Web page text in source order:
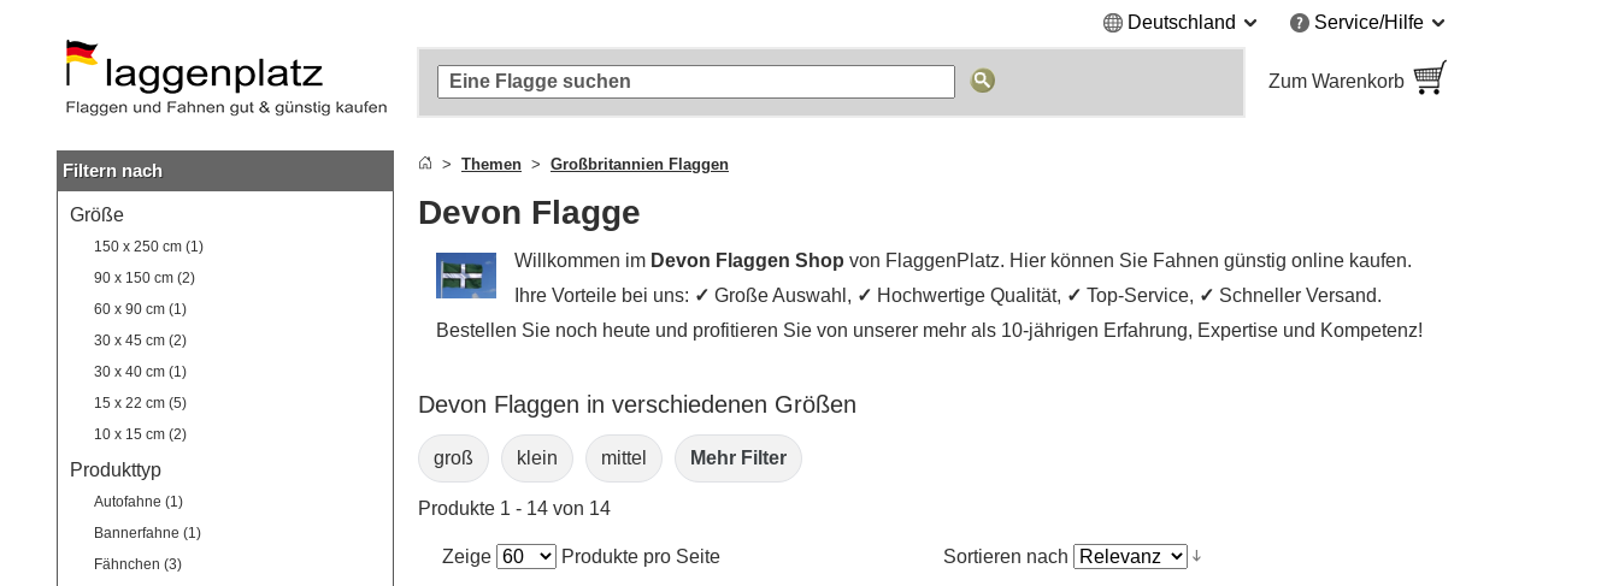
Hauptinhalt
springen
Suche
Zur
Navigation
springen
Deutschland Service/Hilfe
Zum Warenkorb
Filtern nach
Größe
150 x 250 cm (1)
90 x 150 cm (2)
60 x 90 cm (1)
30 x 45 cm (2)
30 x 40 cm (1)
15 x 22 cm (5)
10 x 15 cm (2)
Produkttyp
Autofahne (1)
Bannerfahne (1)
Fähnchen (3)
Themen Großbritannien Flaggen
Devon Flagge
Willkommen im Devon Flaggen Shop von FlaggenPlatz. Hier können Sie Fahnen günstig online kaufen.
Ihre Vorteile bei uns: ✓ Große Auswahl, ✓ Hochwertige Qualität, ✓ Top-Service, ✓ Schneller Versand.
Bestellen Sie noch heute und profitieren Sie von unserer mehr als 10-jährigen Erfahrung, Expertise und Kompetenz!
Devon Flaggen in verschiedenen Größen
groß klein mittel Mehr Filter
Produkte 1 - 14 von 14
Zeige Produkte pro Seite Sortieren nach